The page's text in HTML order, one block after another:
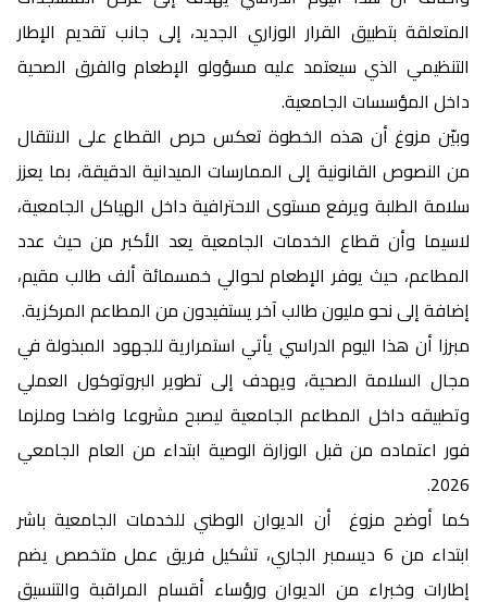
المتعلقة بتطبيق القرار الوزاري الجديد، إلى جانب تقديم الإطار
التنظيمي الذي سيعتمد عليه مسؤولو الإطعام والفرق الصحية
داخل المؤسسات الجامعية.
وبيّن مزوغ أن هذه الخطوة تعكس حرص القطاع على الانتقال
من النصوص القانونية إلى الممارسات الميدانية الدقيقة، بما يعزز
سلامة الطلبة ويرفع مستوى الاحترافية داخل الهياكل الجامعية،
لاسيما وأن قطاع الخدمات الجامعية يعد الأكبر من حيث عدد
المطاعم، حيث يوفر الإطعام لحوالي خمسمائة ألف طالب مقيم،
إضافة إلى نحو مليون طالب آخر يستفيدون من المطاعم المركزية.
مبرزا أن هذا اليوم الدراسي يأتي استمرارية للجهود المبذولة في
مجال السلامة الصحية، ويهدف إلى تطوير البروتوكول العملي
وتطبيقه داخل المطاعم الجامعية ليصبح مشروعا واضحا وملزما
فور اعتماده من قبل الوزارة الوصية ابتداء من العام الجامعي
2026.
كما أوضح مزوغ أن الديوان الوطني للخدمات الجامعية باشر
ابتداء من 6 ديسمبر الجاري، تشكيل فريق عمل متخصص يضم
إطارات وخبراء من الديوان ورؤساء أقسام المراقبة والتنسيق